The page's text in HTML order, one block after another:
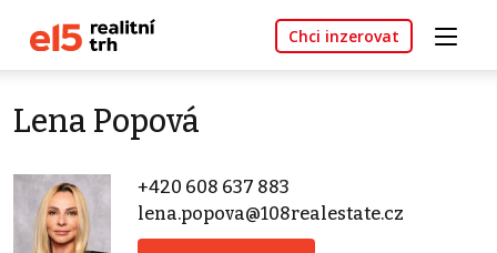
Chci inzerovat
Lena Popová
+420 608 637 883
lena.popova@108realestate.cz